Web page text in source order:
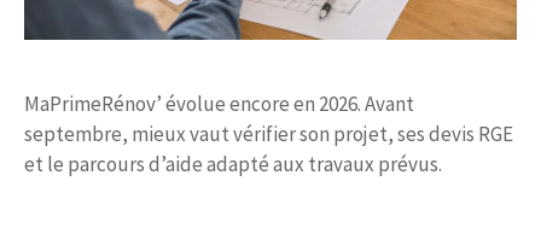
MaPrimeRénov’ évolue encore en 2026. Avant
septembre, mieux vaut vérifier son projet, ses devis RGE
et le parcours d’aide adapté aux travaux prévus.